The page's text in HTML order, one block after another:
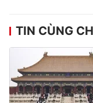
TIN CÙNG